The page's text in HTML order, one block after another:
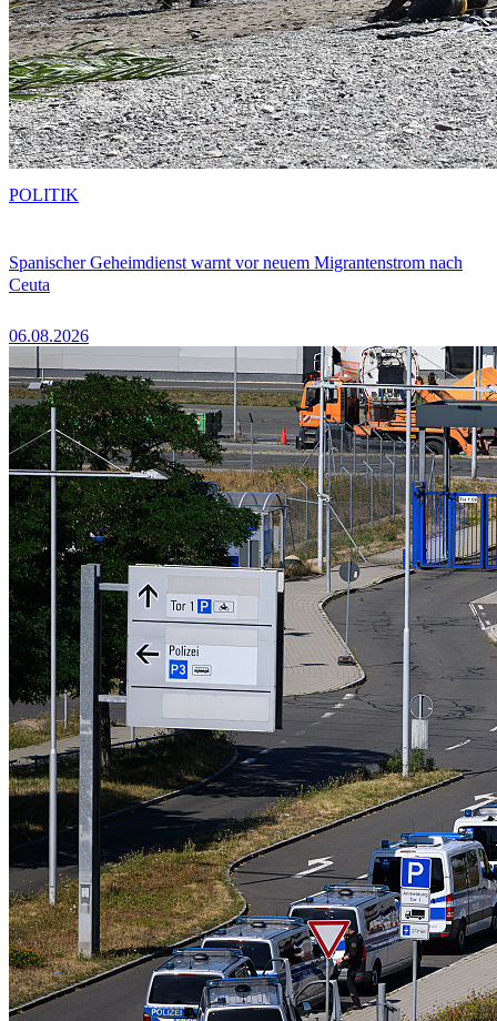
Spanischer Geheimdienst warnt vor neuem Migrantenstrom nach
Ceuta
06.08.2026
POLITIK